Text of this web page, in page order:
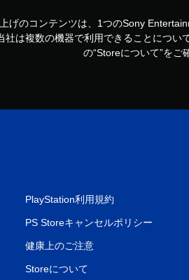
げのコンテンツは、1つのSony
社は複数の機器で利用できることにつ
の“Storeについて”をご
PlayStation利用規約
PS Storeキャンセルポリシー
健康上のご注意
Storeについて